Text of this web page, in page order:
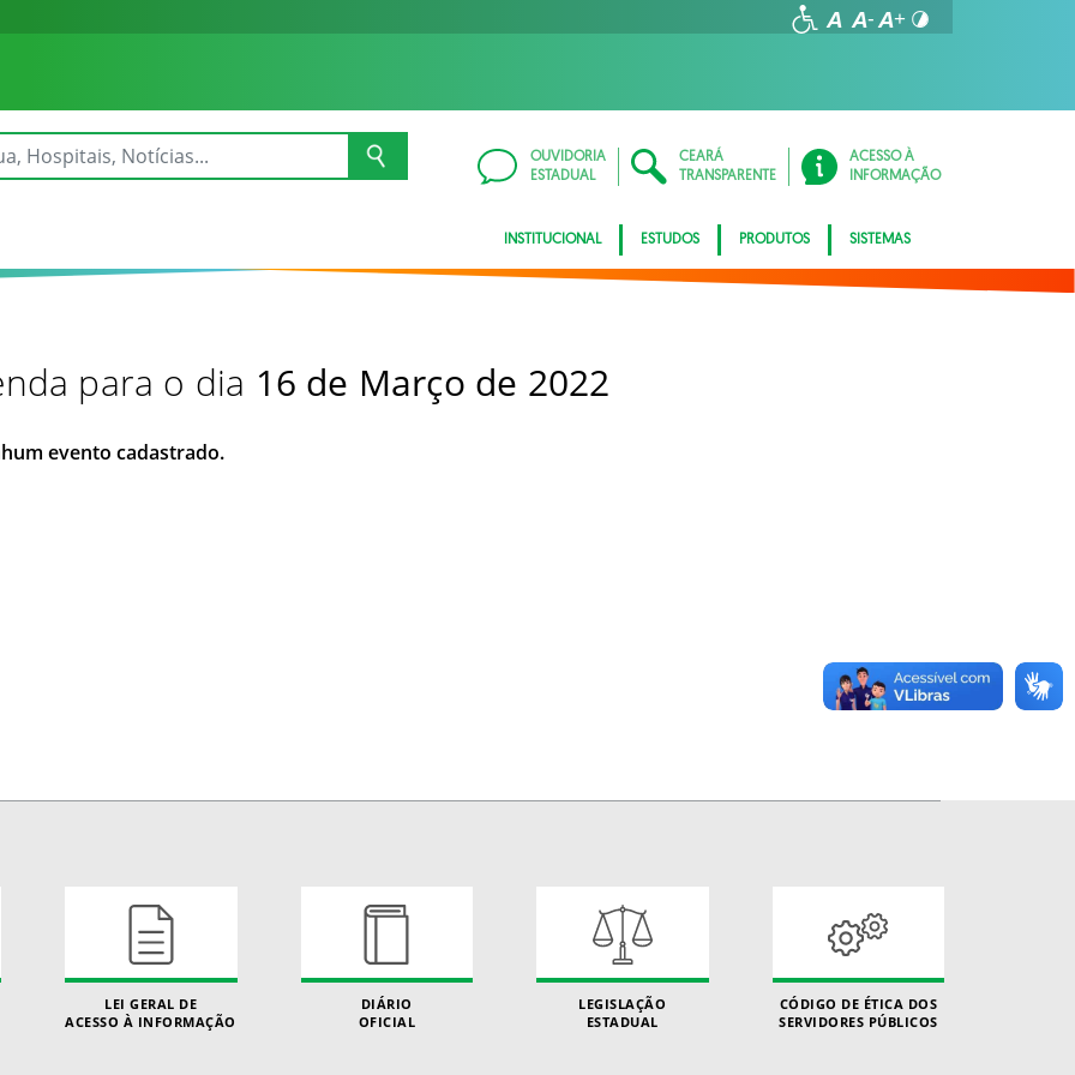
OUVIDORIA
ESTADUAL
CEARÁ
TRANSPARENTE
ACESSO À
INFORMAÇÃO
INSTITUCIONAL ESTUDOS PRODUTOS SISTEMAS
para o dia 16 de Março de 2022
evento cadastrado.
LEI GERAL DE
ACESSO À INFORMAÇÃO
DIÁRIO
OFICIAL
LEGISLAÇÃO
ESTADUAL
CÓDIGO DE ÉTICA DOS
SERVIDORES PÚBLICOS